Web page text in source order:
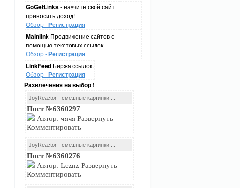
GoGetLinks- научите свой сайт
приносить доход!
Обзор -Регистрация
Mainlink Продвижение сайтов с
помощью текстовых ссылок.
Обзор -Регистрация
LinkFeed Биржа ссылок.
Обзор -Регистрация
Развлечения на выбор !
JoyReactor - смешные картинки ...
Пост №6360297
Автор: чячя Развернуть
Комментировать
JoyReactor - смешные картинки ...
Пост №6360276
Автор: Leznz Развернуть
Комментировать